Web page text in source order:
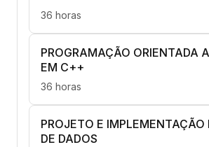
36 horas
PROGRAMAÇÃO ORIENTADA
EM C++
36 horas
PROJETO E IMPLEMENTAÇÃO
DE DADOS